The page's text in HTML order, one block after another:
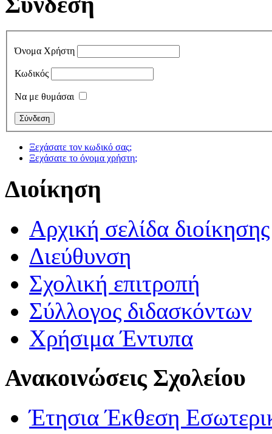
Όνομα Χρήστη
Κωδικός
Να με θυμάσαι
Ξεχάσατε τον κωδικό σας;
Ξεχάσατε το όνομα χρήστη;
Διοίκηση
Αρχική σελίδα διοίκησης
Διεύθυνση
Σχολική επιτροπή
Σύλλογος διδασκόντων
Χρήσιμα Έντυπα
Ανακοινώσεις Σχολείου
Έτησια Έκθεση